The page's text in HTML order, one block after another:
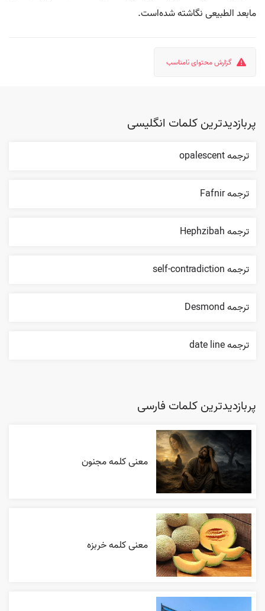
مابعد الطبیعی نگاشته شده‌است.
گزارش محتوای نامناسب
پربازدیدترین کلمات انگلیسی
ترجمه opalescent
ترجمه Fafnir
ترجمه Hephzibah
ترجمه self-contradiction
ترجمه Desmond
ترجمه date line
پربازدیدترین کلمات فارسی
معنی کلمه مجنون
معنی کلمه خربزه